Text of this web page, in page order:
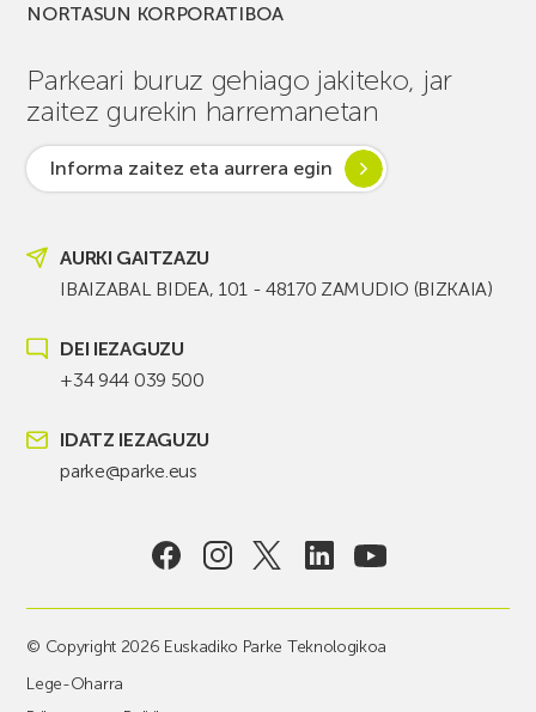
NORTASUN KORPORATIBOA
Parkeari buruz gehiago jakiteko, jar
zaitez gurekin harremanetan
Informa zaitez eta aurrera egin
AURKI GAITZAZU
IBAIZABAL BIDEA, 101 - 48170 ZAMUDIO (BIZKAIA)
DEI IEZAGUZU
+34 944 039 500
IDATZ IEZAGUZU
parke@parke.eus
© Copyright 2026 Euskadiko Parke Teknologikoa
Lege-Oharra